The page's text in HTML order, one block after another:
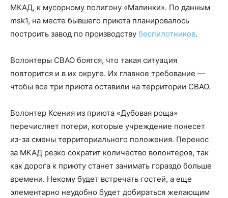
МКАД, к мусорному полигону «Малинки». По данным
msk1, на месте бывшего приюта планировалось
построить завод по производству беспилотников.
Волонтеры СВАО боятся, что такая ситуация
повторится и в их округе. Их главное требование —
чтобы все три приюта оставили на территории СВАО.
Волонтер Ксения из приюта «Дубовая роща»
перечисляет потери, которые учреждение понесет
из-за смены территориального положения. Перенос
за МКАД резко сократит количество волонтеров, так
как дорога к приюту станет занимать гораздо больше
времени. Некому будет встречать гостей, а еще
элементарно неудобно будет добираться желающим